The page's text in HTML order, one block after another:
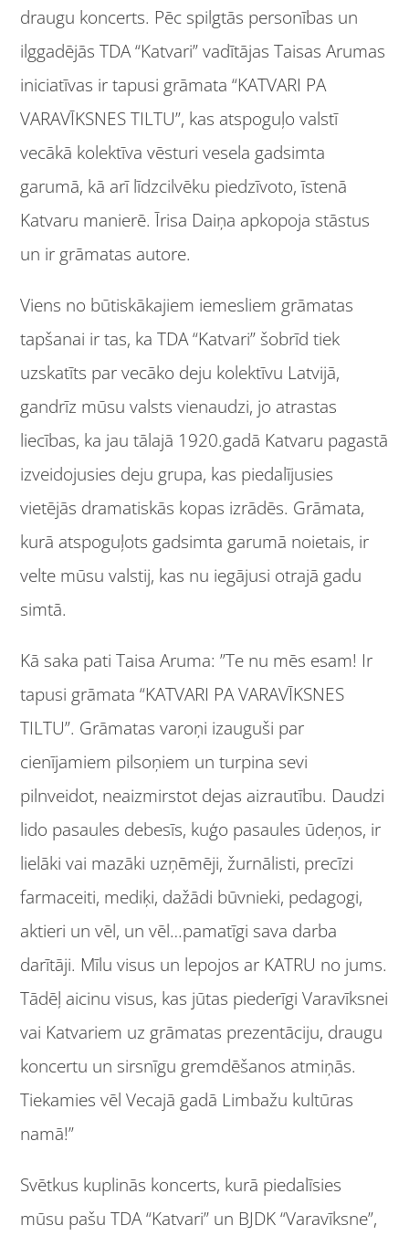
draugu koncerts. Pēc spilgtās personības un
ilggadējās TDA “Katvari” vadītājas Taisas Arumas
iniciatīvas ir tapusi grāmata “KATVARI PA
VARAVĪKSNES TILTU”, kas atspoguļo valstī
vecākā kolektīva vēsturi vesela gadsimta
garumā, kā arī līdzcilvēku piedzīvoto, īstenā
Katvaru manierē. Īrisa Daiņa apkopoja stāstus
un ir grāmatas autore.
Viens no būtiskākajiem iemesliem grāmatas
tapšanai ir tas, ka TDA “Katvari” šobrīd tiek
uzskatīts par vecāko deju kolektīvu Latvijā,
gandrīz mūsu valsts vienaudzi, jo atrastas
liecības, ka jau tālajā 1920.gadā Katvaru pagastā
izveidojusies deju grupa, kas piedalījusies
vietējās dramatiskās kopas izrādēs. Grāmata,
kurā atspoguļots gadsimta garumā noietais, ir
velte mūsu valstij, kas nu iegājusi otrajā gadu
simtā.
Kā saka pati Taisa Aruma: ”Te nu mēs esam! Ir
tapusi grāmata “KATVARI PA VARAVĪKSNES
TILTU”. Grāmatas varoņi izauguši par
cienījamiem pilsoņiem un turpina sevi
pilnveidot, neaizmirstot dejas aizrautību. Daudzi
lido pasaules debesīs, kuģo pasaules ūdeņos, ir
lielāki vai mazāki uzņēmēji, žurnālisti, precīzi
farmaceiti, mediķi, dažādi būvnieki, pedagogi,
aktieri un vēl, un vēl…pamatīgi sava darba
darītāji. Mīlu visus un lepojos ar KATRU no jums.
Tādēļ aicinu visus, kas jūtas piederīgi Varavīksnei
vai Katvariem uz grāmatas prezentāciju, draugu
koncertu un sirsnīgu gremdēšanos atmiņās.
Tiekamies vēl Vecajā gadā Limbažu kultūras
namā!”
Svētkus kuplinās koncerts, kurā piedalīsies
mūsu pašu TDA “Katvari” un BJDK “Varavīksne”,